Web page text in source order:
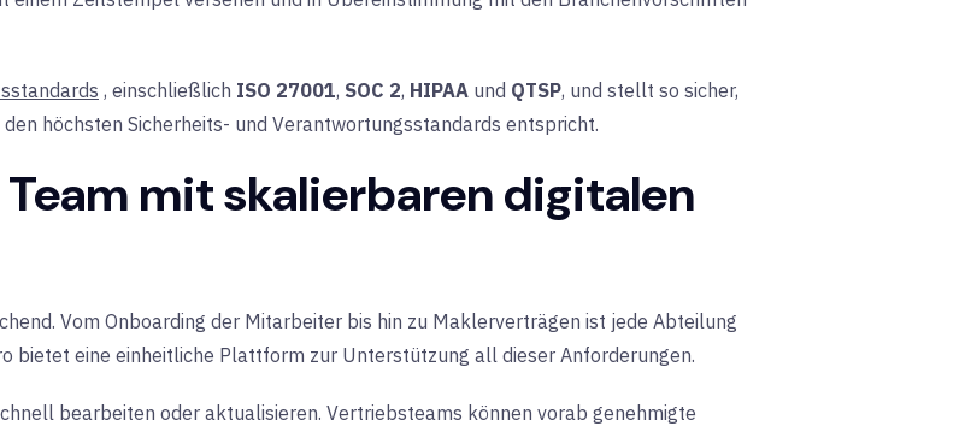
, einschließlich ISO 27001, SOC 2, HIPAA und QTSP, und stellt so sicher,
höchsten Sicherheits- und Verantwortungsstandards entspricht.
mit skalierbaren digitalen
Vom Onboarding der Mitarbeiter bis hin zu Maklerverträgen ist jede Abteilung
bietet eine einheitliche Plattform zur Unterstützung all dieser Anforderungen.
bearbeiten oder aktualisieren. Vertriebsteams können vorab genehmigte